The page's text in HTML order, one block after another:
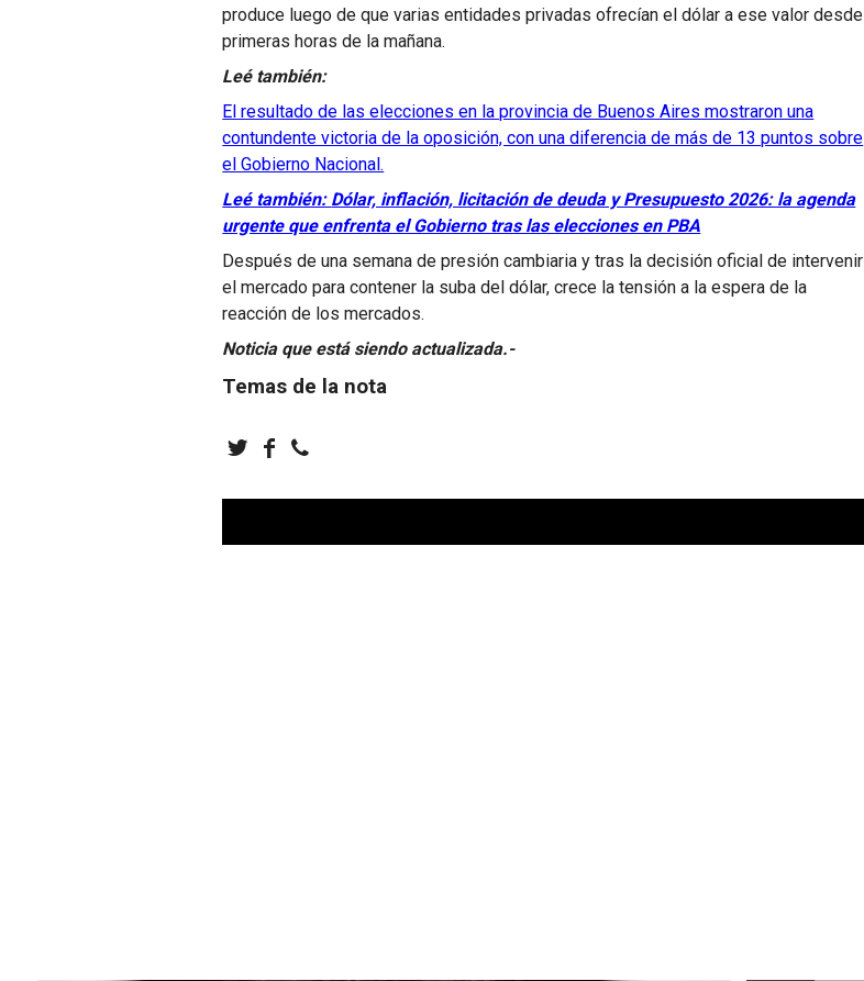
produce luego de que varias entidades privadas ofrecían el dólar a ese valor desde
primeras horas de la mañana.
Leé también:
El resultado de las elecciones en la provincia de Buenos Aires mostraron una
contundente victoria de la oposición, con una diferencia de más de 13 puntos sobre
el Gobierno Nacional.
Leé también: Dólar, inflación, licitación de deuda y Presupuesto 2026: la agenda
urgente que enfrenta el Gobierno tras las elecciones en PBA
Después de una semana de presión cambiaria y tras la decisión oficial de intervenir
el mercado para contener la suba del dólar, crece la tensión a la espera de la
reacción de los mercados.
Noticia que está siendo actualizada.-
Temas de la nota